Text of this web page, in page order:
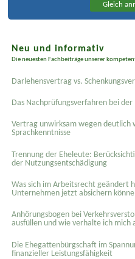
Gleich
Neu und informativ
Die neuesten Fachbeiträge unserer
Darlehensvertrag vs.
Das Nachprüfungsverfahren bei
Vertrag unwirksam wegen deutlich
Sprachkenntnisse
Trennung der Eheleute:
der Nutzungsentschädigung
Was sich im Arbeitsrecht geändert
Unternehmen jetzt absichern
Anhörungsbogen bei
ausfüllen und wie verhalte ich mich
Die Ehegattenbürgschaft im
finanzieller Leistungsfähigkeit